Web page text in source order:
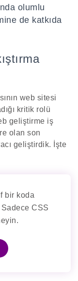
olumlu
de katkıda
web sitesi
kritik rolü
geliştirme iş
olan son
geliştirdik. İşte
bir koda
CSS